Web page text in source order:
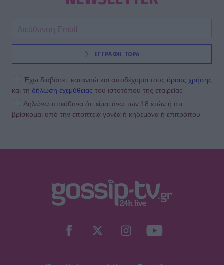
ΕΓΓΡΑΦΗ ΤΩΡΑ
Έχω διαβάσει, κατανοώ και αποδέχομαι τους όρους χρήσης
και τη δήλωση εχεμύθειας του ιστοτόπου της εταιρείας
Δηλώνω υπεύθυνα ότι είμαι άνω των 18 ετών ή ότι
βρίσκομαι υπό την εποπτεία γονέα ή κηδεμόνα ή επιτρόπου